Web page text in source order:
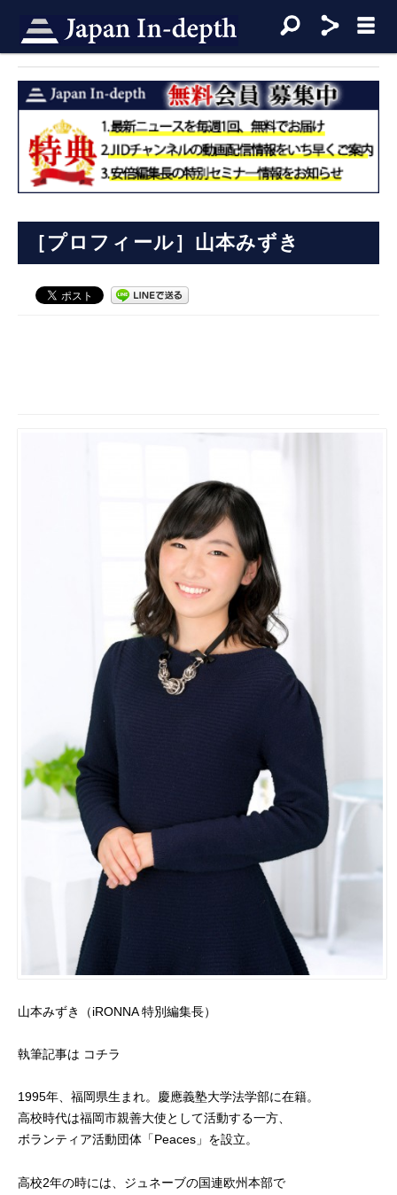
［プロフィール］山本みずき
山本みずき（iRONNA 特別編集長）
執筆記事は コチラ
1995年、福岡県生まれ。慶應義塾大学法学部に在籍。
高校時代は福岡市親善大使として活動する一方、
ボランティア活動団体「Peaces」を設立。
高校2年の時には、ジュネーブの国連欧州本部で